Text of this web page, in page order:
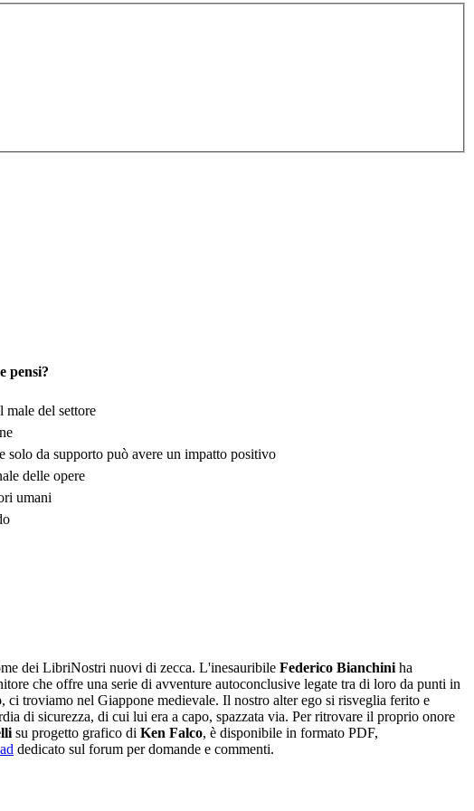
pensi?
del settore
solo da supporto può avere un impatto positivo
delle opere
umani
dei LibriNostri nuovi di zecca. L'inesauribile Federico Bianchini ha
che offre una serie di avventure autoconclusive legate tra di loro da punti in
, ci troviamo nel Giappone medievale. Il nostro alter ego si risveglia ferito e
di sicurezza, di cui lui era a capo, spazzata via. Per ritrovare il proprio onore
su progetto grafico di Ken Falco, è disponibile in formato PDF,
dedicato sul forum per domande e commenti.